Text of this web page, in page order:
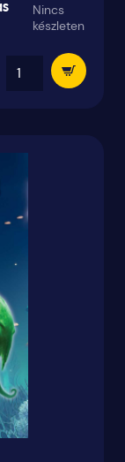
Nincs
készleten